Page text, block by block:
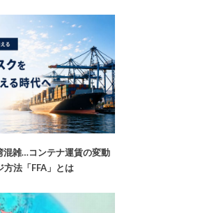
混雑…コンテナ運賃の変動
方法「FFA」とは